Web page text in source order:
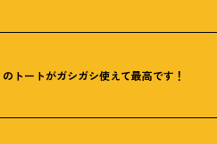
トートがガシガシ使えて最高です ！